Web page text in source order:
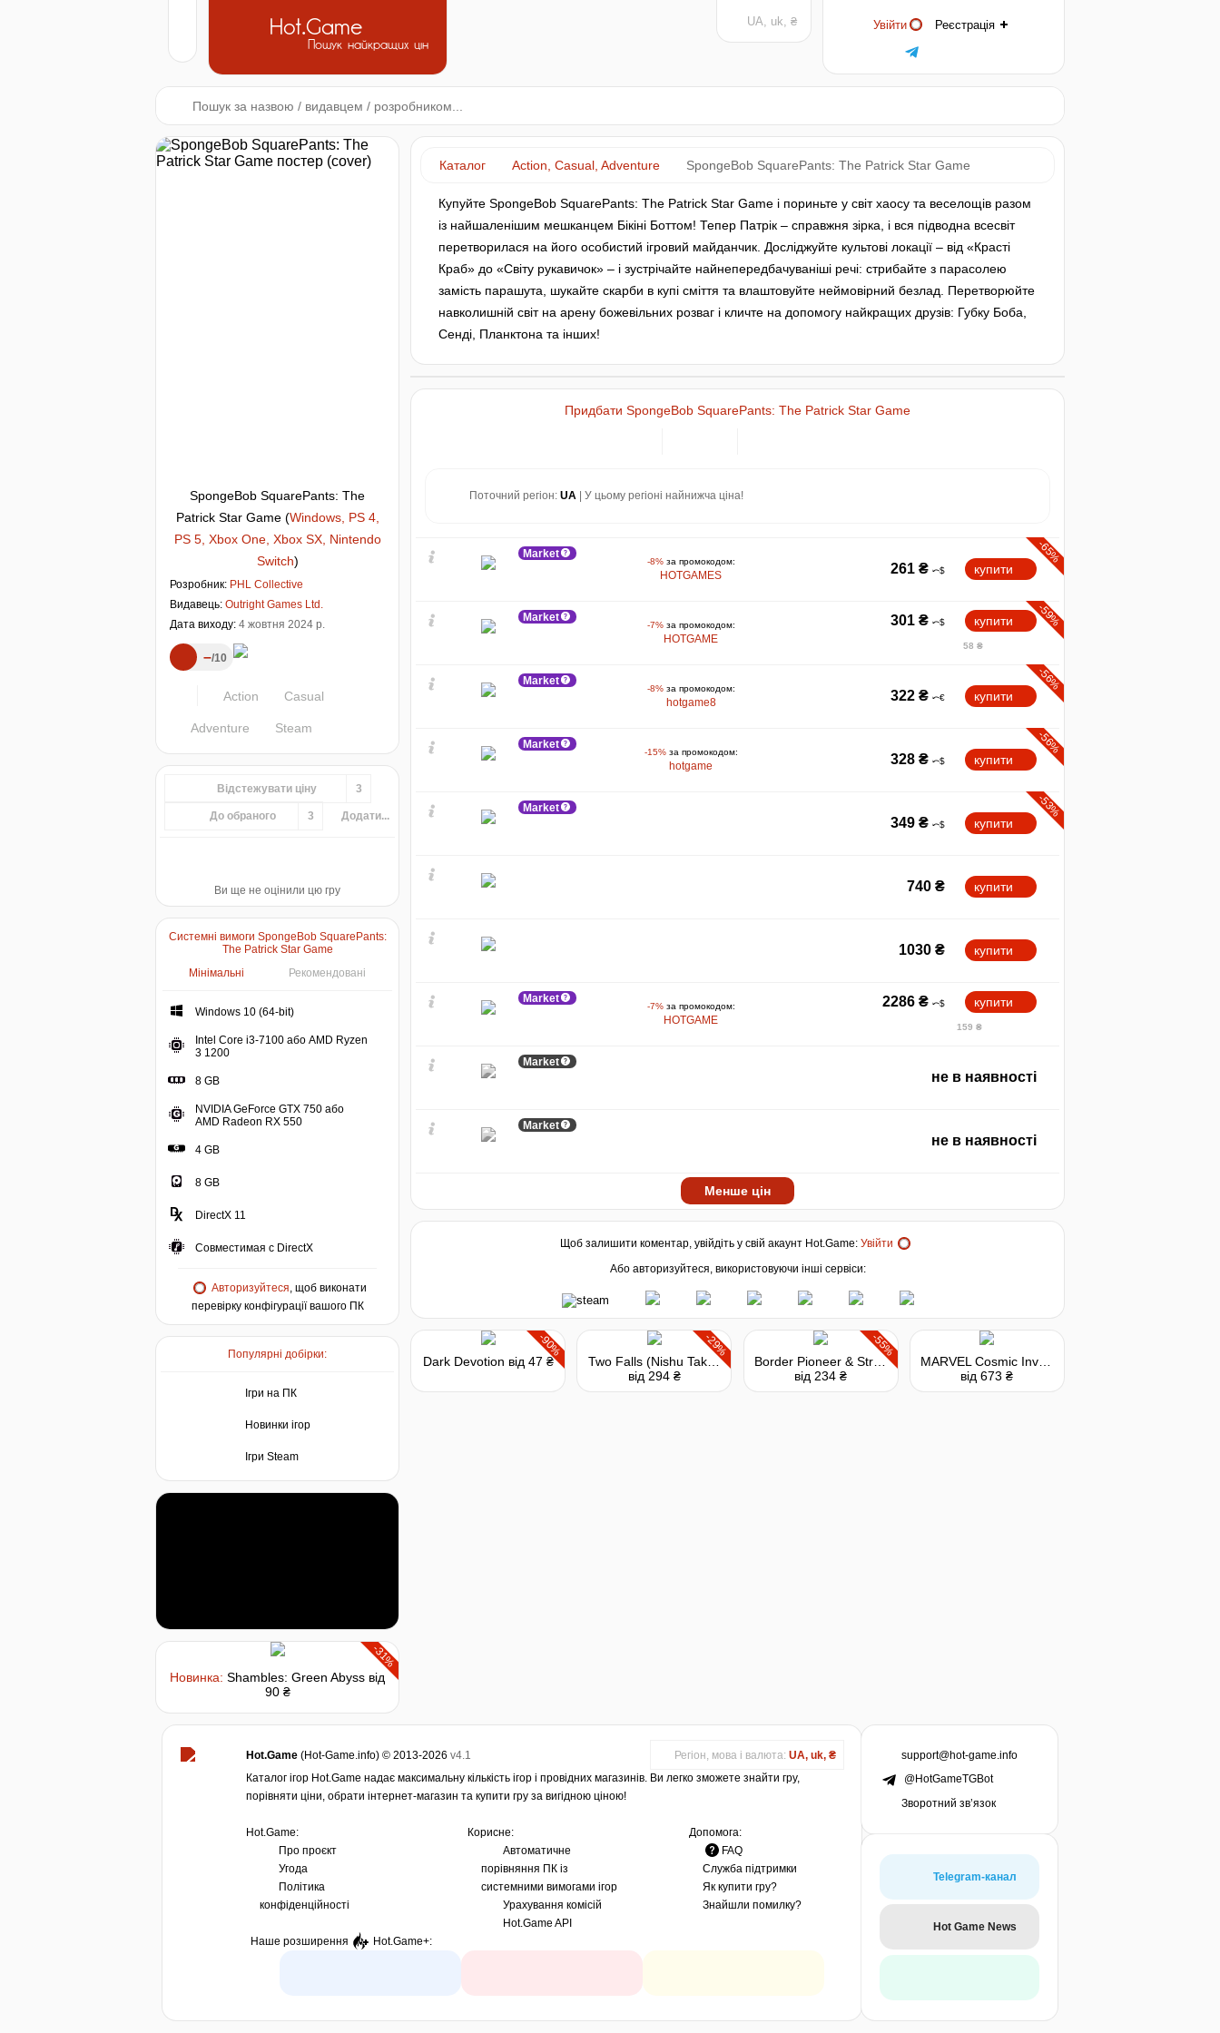
Hot.Game
Пошук найкращих цін
Увійти Реєстрація
UA, uk, ₴
SpongeBob SquarePants: The
Patrick Star Game (Windows, PS 4,
PS 5, Xbox One, Xbox SX, Nintendo
Switch)
Розробник: PHL Collective
Видавець: Outright Games Ltd.
Дата виходу: 4 жовтня 2024 р.
– 10
Action Casual
Adventure Steam
Відстежувати ціну 3
До обраного 3 Додати...
Ви ще не оцінили цю гру
Системні вимоги SpongeBob SquarePants:
The Patrick Star Game
Мінімальні
Рекомендовані
Windows 10 (64-bit)
Intel Core i3-7100 або AMD Ryzen
3 1200
8 GB
NVIDIA GeForce GTX 750 або
AMD Radeon RX 550
4 GB
8 GB
DirectX 11
Совместимая с DirectX
Авторизуйтеся , щоб виконати
перевірку конфігурації вашого ПК
Популярні добірки:
Ігри на ПК
Новинки ігор
Ігри Steam
-31%
Новинка: Shambles: Green Abyss від
90 ₴
Каталог Action, Casual, Adventure SpongeBob SquarePants: The Patrick Star Game
Купуйте SpongeBob SquarePants: The Patrick Star Game і пориньте у світ хаосу та веселощів разом
із найшаленішим мешканцем Бікіні Боттом! Тепер Патрік – справжня зірка, і вся підводна всесвіт
перетворилася на його особистий ігровий майданчик. Досліджуйте культові локації – від «Красті
Краб» до «Світу рукавичок» – і зустрічайте найнепередбачуваніші речі: стрибайте з парасолею
замість парашута, шукайте скарби в купі сміття та влаштовуйте неймовірний безлад. Перетворюйте
навколишній світ на арену божевільних розваг і кличте на допомогу найкращих друзів: Губку Боба,
Сенді, Планктона та інших!
Придбати SpongeBob SquarePants: The Patrick Star Game
Поточний регіон: UA | У цьому регіоні найнижча ціна!
Market
-8%за промокодом:
HOTGAMES
-65%
261 ₴ купити
Market
-7%за промокодом:
HOTGAME
-59%
301 ₴ купити
58 ₴
Market
-8%за промокодом:
hotgame8
-56%
322 ₴ купити
Market
-15%за промокодом:
hotgame
-56%
328 ₴ купити
Market -53%
349 ₴ купити
740 ₴ купити
1030 ₴ купити
Market
-7%за промокодом:
HOTGAME
2286 ₴ купити
159 ₴
Market
не в наявності
Market
не в наявності
Менше цін
Щоб залишити коментар, увійдіть у свій акаунт Hot.Game: Увійти
Або авторизуйтеся, використовуючи інші сервіси:
-90%
Dark Devotion від 47 ₴
-29%
Two Falls (Nishu Takuatshina)
від 294 ₴
-55%
Border Pioneer & Stray Path Bundle
від 234 ₴
від 673 ₴
Hot.Game (Hot-Game.info) © 2013-2026 v4.1 Регіон, мова і валюта: UA, uk, ₴
Каталог ігор Hot.Game надає максимальну кількість ігор і провідних магазинів. Ви легко зможете знайти гру,
порівняти ціни, обрати інтернет-магазин та купити гру за вигідною ціною!
Hot.Game:
Про проєкт
Угода
Політика
конфіденційності
Корисне:
Автоматичне
порівняння ПК із
системними вимогами ігор
Урахування комісій
Hot.Game API
Допомога:
FAQ
Служба підтримки
Як купити гру?
Знайшли помилку?
Наше розширення Hot.Game+:
support@hot-game.info
@HotGameTGBot
Зворотний зв’язок
Telegram-канал
Hot Game News